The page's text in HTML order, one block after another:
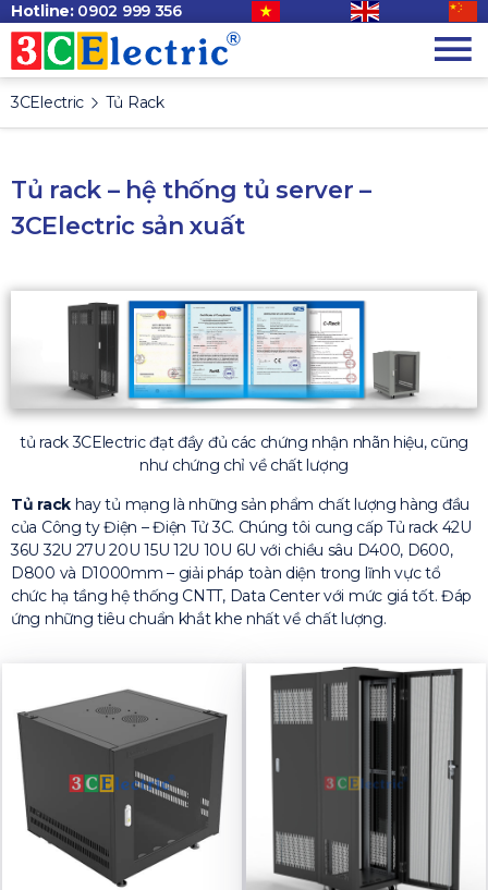
Hotline: 0902 999 356
3CElectric Tủ Rack
Tủ rack – hệ thống tủ server –
3CElectric sản xuất
tủ rack 3CElectric đạt đầy đủ các chứng nhận nhãn hiệu, cũng
như chứng chỉ về chất lượng
Tủ rackhay tủ mạng là những sản phẩm chất lượng hàng đầu
của Công ty Điện – Điện Tử 3C. Chúng tôi cung cấp Tủ rack 42U
36U 32U 27U 20U 15U 12U 10U 6U với chiều sâu D400, D600,
D800 và D1000mm – giải pháp toàn diện trong lĩnh vực tổ
chức hạ tầng hệ thống CNTT, Data Center với mức giá tốt. Đáp
ứng những tiêu chuẩn khắt khe nhất về chất lượng.